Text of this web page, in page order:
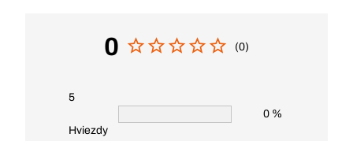
0 (0)
5
Hviezdy
0 %